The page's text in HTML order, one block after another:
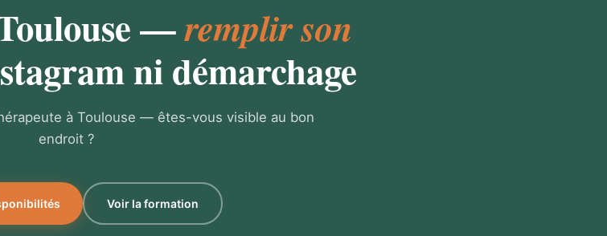
—remplir son
ni démarchage
à Toulouse — êtes-vous visible au bon
endroit ?
Voir la formation